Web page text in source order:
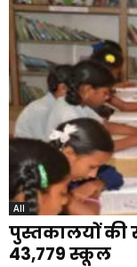
All
पुस्तकालयों की
43,779 स्कूल